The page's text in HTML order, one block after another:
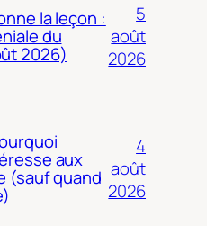
la leçon :
du
2026)
5
août
2026
aux
(sauf quand
4
août
2026